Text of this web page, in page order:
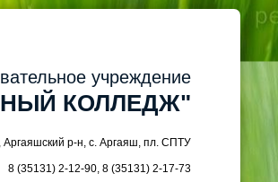
учреждение
КОЛЛЕДЖ"
р-н, с. Аргаяш, пл. СПТУ
(35131) 2-12-90, 8 (35131) 2-17-73